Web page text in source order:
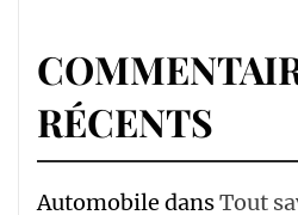
RÉCENTS
Automobile dansTout